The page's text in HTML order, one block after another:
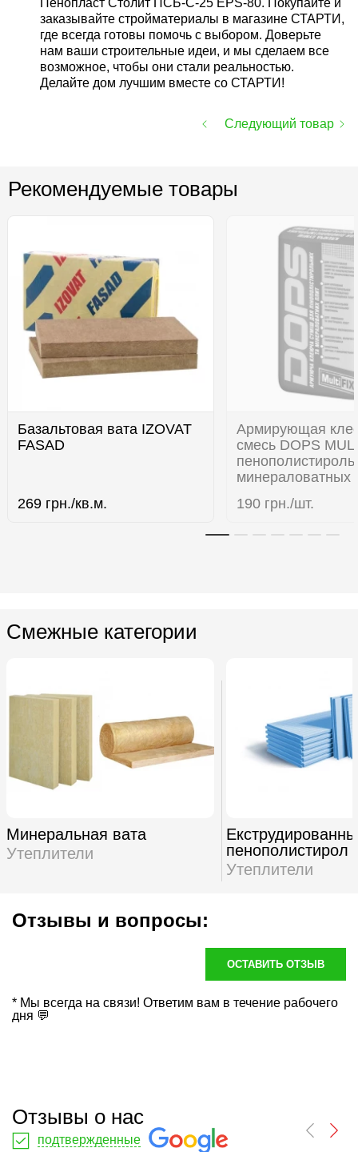
Пенопласт Столит ПСБ-С-25 EPS-80. Покупайте и
заказывайте стройматериалы в магазине СТАРТИ,
где всегда готовы помочь с выбором. Доверьте
нам ваши строительные идеи, и мы сделаем все
возможное, чтобы они стали реальностью.
Делайте дом лучшим вместе со СТАРТИ!
Следующий товар
Рекомендуемые товары
Базальтовая вата IZOVAT
FASAD
269 грн./кв.м.
Армирующая
смесь DOPS
минераловатных
190 грн./шт.
Смежные категории
Минеральная вата
Утеплители
пенополистирол
Утеплители
Отзывы и вопросы:
ОСТАВИТЬ ОТЗЫВ
* Мы всегда на связи! Ответим вам в течение рабочего
дня 💬
Отзывы о нас
подтвержденные